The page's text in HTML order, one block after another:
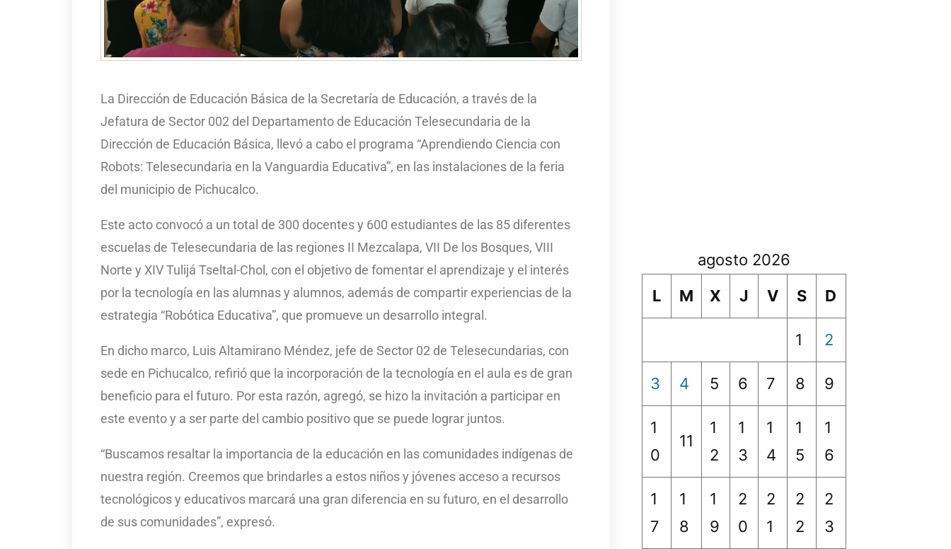
La Dirección de Educación Básica de la Secretaría de Educación, a través de la
Jefatura de Sector 002 del Departamento de Educación Telesecundaria de la
Dirección de Educación Básica, llevó a cabo el programa “Aprendiendo Ciencia con
Robots: Telesecundaria en la Vanguardia Educativa”, en las instalaciones de la feria
del municipio de Pichucalco.
Este acto convocó a un total de 300 docentes y 600 estudiantes de las 85 diferentes
escuelas de Telesecundaria de las regiones II Mezcalapa, VII De los Bosques, VIII
Norte y XIV Tulijá Tseltal-Chol, con el objetivo de fomentar el aprendizaje y el interés
por la tecnología en las alumnas y alumnos, además de compartir experiencias de la
estrategia “Robótica Educativa”, que promueve un desarrollo integral.
En dicho marco, Luis Altamirano Méndez, jefe de Sector 02 de Telesecundarias, con
sede en Pichucalco, refirió que la incorporación de la tecnología en el aula es de gran
beneficio para el futuro. Por esta razón, agregó, se hizo la invitación a participar en
este evento y a ser parte del cambio positivo que se puede lograr juntos.
“Buscamos resaltar la importancia de la educación en las comunidades indígenas de
nuestra región. Creemos que brindarles a estos niños y jóvenes acceso a recursos
tecnológicos y educativos marcará una gran diferencia en su futuro, en el desarrollo
de sus comunidades”, expresó.
agosto 2026
L
M X J V S D
1 2
3 4 5 6 7 8 9
1
0
11
1
2
1
3
1
4
1
5
1
6
1
7
1
8
1
9
2
0
2
1
2
2
2
3